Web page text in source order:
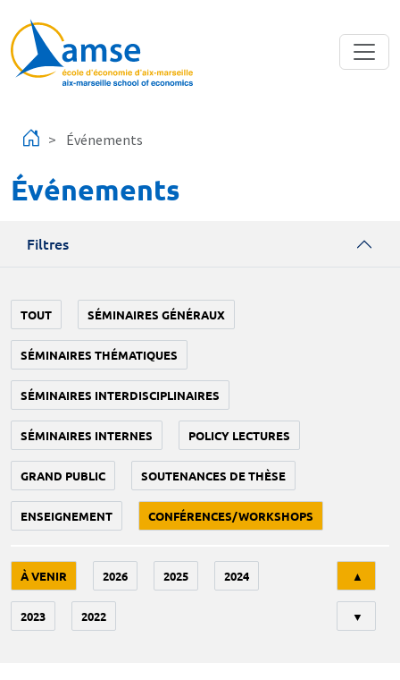
Événements
Événements
Filtres
TOUT SÉMINAIRES GÉNÉRAUX
SÉMINAIRES THÉMATIQUES
SÉMINAIRES INTERDISCIPLINAIRES
SÉMINAIRES INTERNES POLICY LECTURES
GRAND PUBLIC SOUTENANCES DE THÈSE
ENSEIGNEMENT CONFÉRENCES/WORKSHOPS
À VENIR 2026 2025 2024
2023 2022
▲
▼